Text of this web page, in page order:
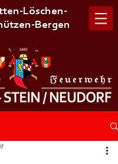
Löschen-
Bergen